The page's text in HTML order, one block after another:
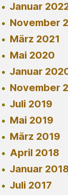
Januar
November
März 2021
Mai 2020
Januar
November
Juli 2019
Mai 2019
März 2019
April 2018
Januar 2018
Juli 2017